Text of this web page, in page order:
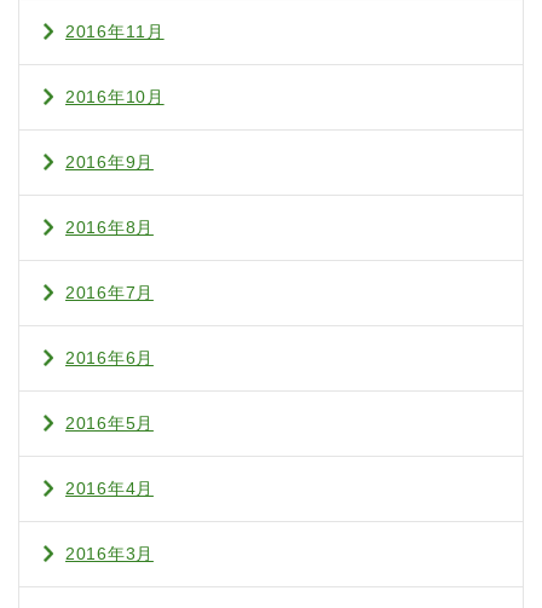
2016年11月
2016年10月
2016年9月
2016年8月
2016年7月
2016年6月
2016年5月
2016年4月
2016年3月